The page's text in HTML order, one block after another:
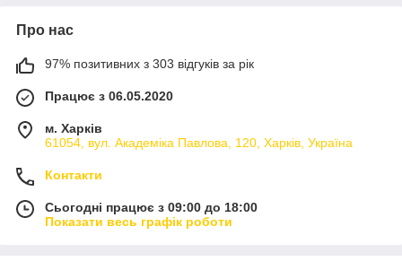
Про нас
97% позитивних з 303 відгуків за рік
Працює з 06.05.2020
м. Харків
61054, вул. Академіка Павлова, 120, Харків, Україна
Контакти
Сьогодні працює з 09:00 до 18:00
Показати весь графік роботи